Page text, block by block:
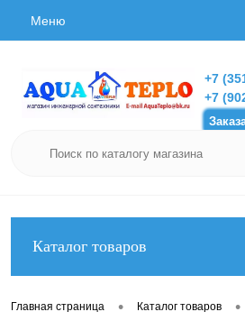
Меню
+7
+7
Каталог товаров
Главная страница • Каталог товаров •